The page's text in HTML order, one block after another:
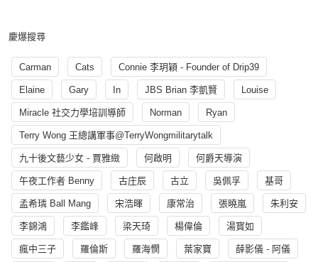
慶爆搜尋
Carman Cats Connie 李玥穎 - Founder of Drip39
Elaine Gary In JBS Brian 李凱賢 Louise
Miracle 社交力學培訓導師 Norman Ryan
Terry Wong 王總講軍事@TerryWongmilitarytalk
九十後文藝少女 - 賈雅緻 何啟明 何爵天導演
午夜工作者 Benny 古庄辰 古立 吳佩孚 基哥
孟希璘 Ball Mang 宋浩暉 康常治 張曉嵐 朱利安
李錦鴻 李鑑峰 梁天琦 楊偉倫 湯寳如
瘋中三子 羅倫斯 羅海憫 葉家寶 薛影儀 - 阿儀